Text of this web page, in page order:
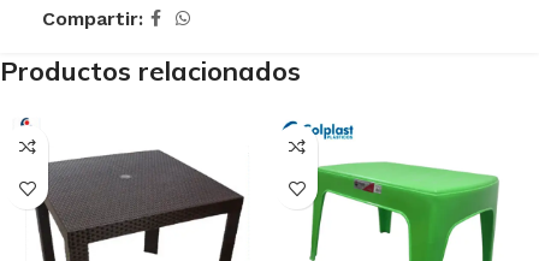
Compartir:
Productos relacionados